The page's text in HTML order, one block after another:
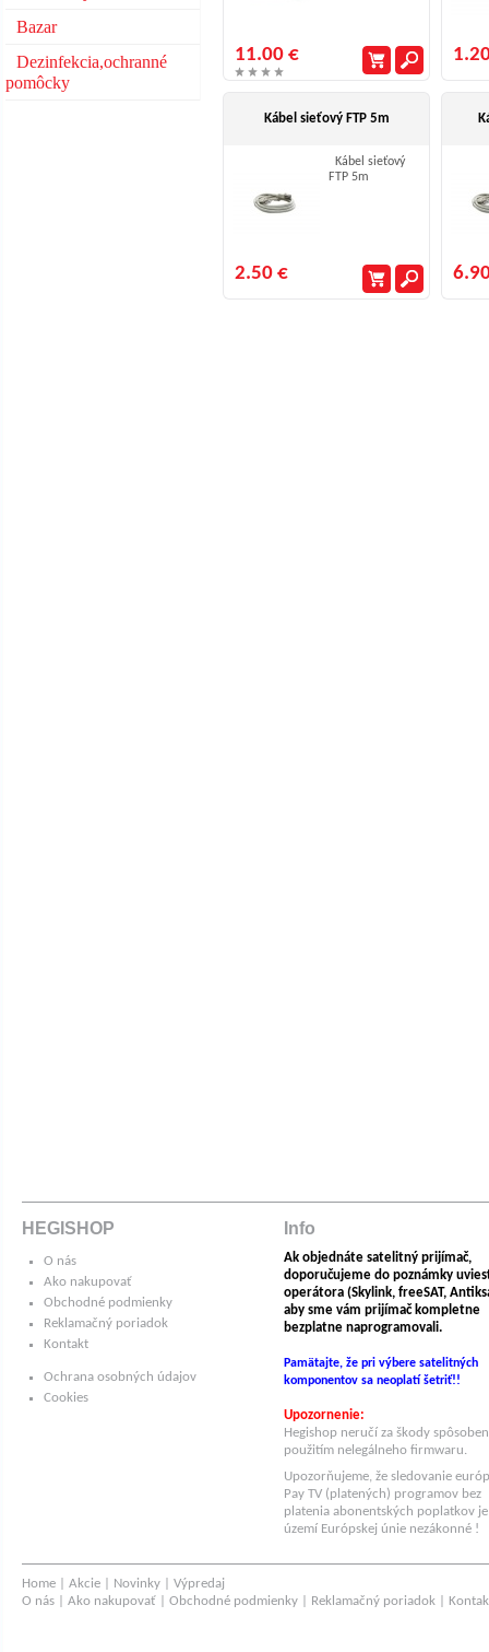
Bazar
Dezinfekcia,ochranné
pomôcky
11.00 €
Kábel sieťový FTP 5m
Kábel sieťový
FTP 5m
2.50 €
HEGISHOP
O nás
Ako nakupovať
Obchodné podmienky
Reklamačný poriadok
Kontakt
Ochrana osobných údajov
Cookies
Info
Ak objednáte satelitný prijímač,
doporučujeme do poznámky
operátora (Skylink, freeSAT,
aby sme vám prijímač kompletne
bezplatne naprogramovali.
Pamätajte, že pri výbere satelitných
komponentov sa neoplatí šetriť!!
Upozornenie:
Hegishop neručí za škody
použitím nelegálneho firmwaru.
Upozorňujeme, že sledovanie
Pay TV (platených) programov bez
platenia abonentských poplatkov
území Európskej únie nezákonné !
Home Akcie Novinky
Výpredaj
O nás
Ako nakupovať Obchodné podmienky Reklamačný poriadok